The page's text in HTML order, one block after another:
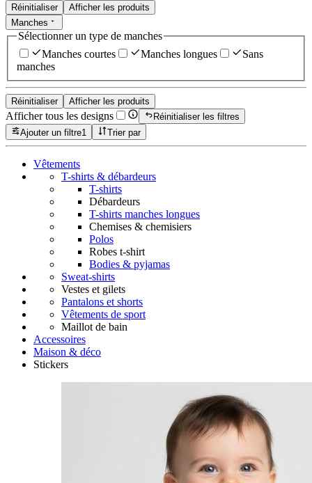
Réinitialiser
Afficher les produits
Manches
Sélectionner un type de manches
Manches courtes
Manches longues
Sans
manches
Réinitialiser Afficher les produits
Afficher tous les designs
Réinitialiser les filtres
Ajouter un filtre1 Trier par
Vêtements
T-shirts & débardeurs
T-shirts
Débardeurs
T-shirts manches longues
Chemises & chemisiers
Polos
Robes t-shirt
Bodies & pyjamas
Sweat-shirts
Vestes et gilets
Pantalons et shorts
Vêtements de sport
Maillot de bain
Accessoires
Maison & déco
Stickers